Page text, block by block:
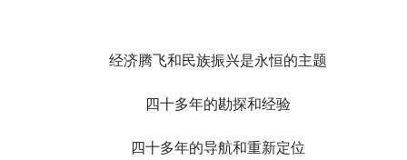
经济腾飞和民族振兴是永恒的主题
四十多年的勘探和经验
四十多年的导航和重新定位